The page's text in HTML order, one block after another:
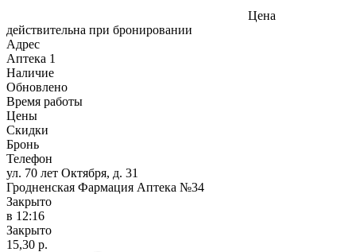
Цена
действительна при бронировании
Адрес
Аптека 1
Наличие
Обновлено
Время работы
Цены
Скидки
Бронь
Телефон
ул. 70 лет Октября, д. 31
Гродненская Фармация Аптека №34
Закрыто
в 12:16
Закрыто
15,30 р.